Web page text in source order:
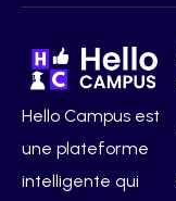
Hello Campus est
une plateforme
intelligente qui